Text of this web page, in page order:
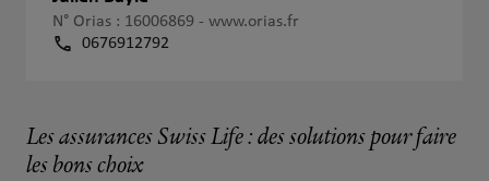
N° Orias : 16006869 - www.orias.fr
0676912792
Les assurances Swiss Life : des solutions pour faire
les bons choix